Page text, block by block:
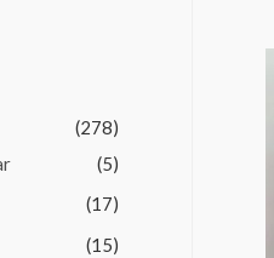
(278)
(5)
(17)
(15)